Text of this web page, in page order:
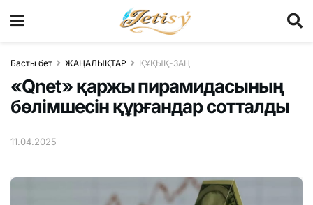
Басты бет ЖАҢАЛЫҚТАР ҚҰҚЫҚ-ЗАҢ
«Qnet» қаржы пирамидасының
бөлімшесін құрғандар сотталды
11.04.2025